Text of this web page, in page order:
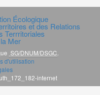
Écologique
et des Relations
Terrritoriales
Mer
SG/DNUM/DSGC
d'utilisation
internet